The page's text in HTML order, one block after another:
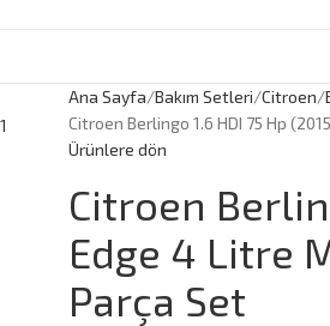
Ana Sayfa Bakım Setleri Citroen
Citroen Berlingo 1.6 HDI 75 Hp
Ürünlere dön
Citroen
Edge 4 Litre
Parça Set